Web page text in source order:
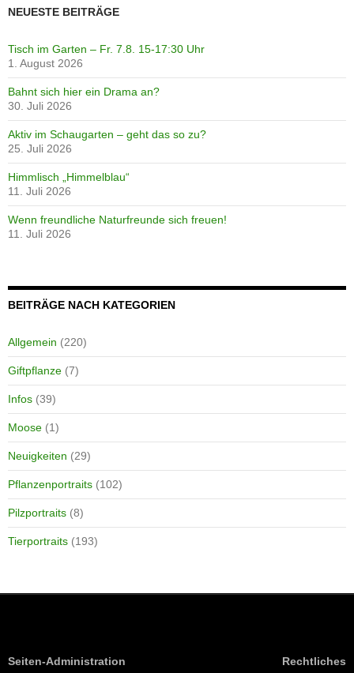
NEUESTE BEITRÄGE
Tisch im Garten – Fr. 7.8. 15-17:30 Uhr
1. August 2026
Bahnt sich hier ein Drama an?
30. Juli 2026
Aktiv im Schaugarten – geht das so zu?
25. Juli 2026
Himmlisch „Himmelblau“
11. Juli 2026
Wenn freundliche Naturfreunde sich freuen!
11. Juli 2026
BEITRÄGE NACH KATEGORIEN
Allgemein (220)
Giftpflanze (7)
Infos (39)
Moose (1)
Neuigkeiten (29)
Pflanzenportraits (102)
Pilzportraits (8)
Tierportraits (193)
Seiten-Administration Rechtliches